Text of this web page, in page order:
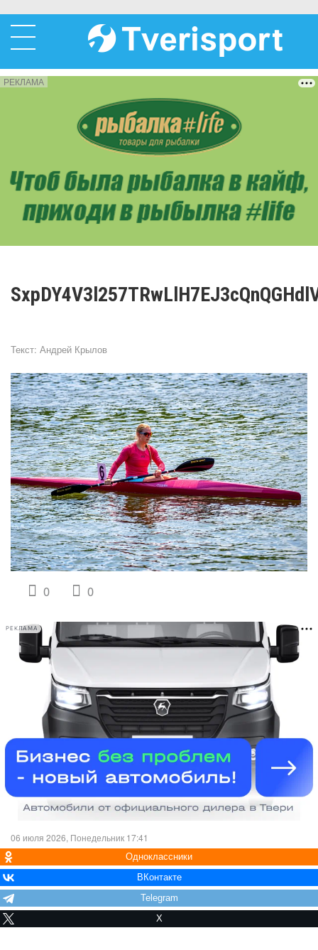
РЕКЛАМА
Текст: Андрей Крылов
0 0
РЕКЛАМА
06 июля 2026, Понедельник 17:41
Одноклассники
ВКонтакте
Telegram
X